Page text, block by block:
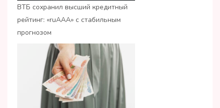
ВТБ сохранил высший кредитный
рейтинг: «ruАAA» с стабильным
прогнозом